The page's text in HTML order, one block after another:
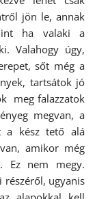
jön le, annak
ha valaki a
Valahogy úgy,
sőt még a
tartsátok jó
meg falazzatok
megvan, a
a kész tető alá
amikor még
Ez nem megy.
részéről, ugyanis